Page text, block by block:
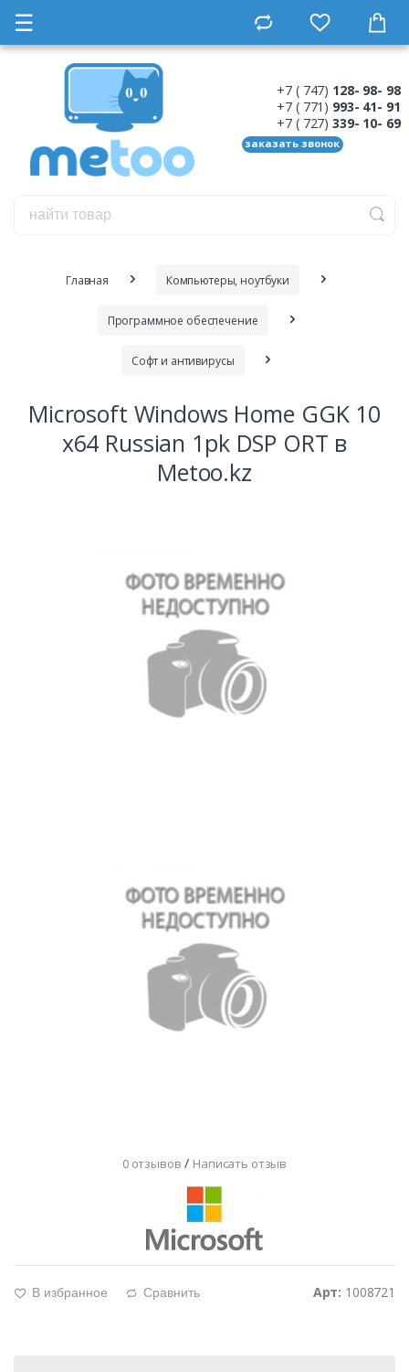
☰
+7 ( 747) 128- 98- 98
+7 ( 771) 993- 41- 91
+7 ( 727) 339- 10- 69
заказать звонок
Главная Компьютеры, ноутбуки
Программное обеспечение
Софт и антивирусы
Microsoft Windows Home GGK 10
x64 Russian 1pk DSP ORT в
Metoo.kz
0 отзывов / Написать отзыв
Арт: 1008721
g В избранное d Сравнить